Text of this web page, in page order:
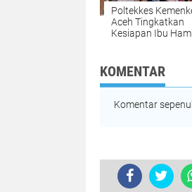
Poltekkes
Aceh Tingkatkan
Kesiapan Ibu Hamil
Persalinan Berbasis
Kearifan Lokal
KOMENTAR
Komentar
TERKINI